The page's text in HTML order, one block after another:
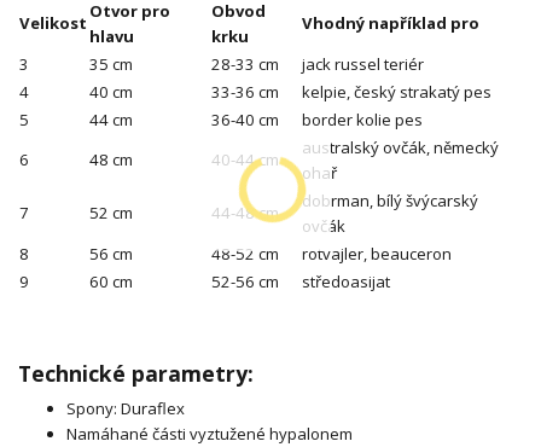
Velikost
Otvor pro
hlavu
Obvod
krku
Vhodný například pro
3
35 cm 28-33 cm
jack russel teriér
4
40 cm 33-36 cm
kelpie, český strakatý pes
5
44 cm 36-40 cm
border kolie pes
6
48 cm 40-44 cm
australský ovčák, německý
ohař
7
52 cm 44-48 cm
dobrman, bílý švýcarský
ovčák
8
56 cm 48-52 cm
rotvajler, beauceron
9
60 cm 52-56 cm středoasijat
Technické parametry:
Spony: Duraflex
Namáhané části vyztužené hypalonem